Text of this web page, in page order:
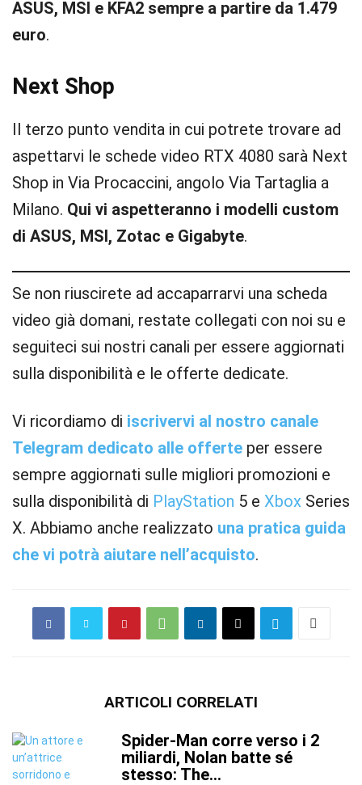
ASUS, MSI e KFA2 sempre a partire da 1.479
euro.
Next Shop
Il terzo punto vendita in cui potrete trovare ad
aspettarvi le schede video RTX 4080 sarà Next
Shop in Via Procaccini, angolo Via Tartaglia a
Milano. Qui vi aspetteranno i modelli custom
di ASUS, MSI, Zotac e Gigabyte.
Se non riuscirete ad accaparrarvi una scheda
video già domani, restate collegati con noi su e
seguiteci sui nostri canali per essere aggiornati
sulla disponibilità e le offerte dedicate.
Vi ricordiamo di iscrivervi al nostro canale
Telegram dedicato alle offerte per essere
sempre aggiornati sulle migliori promozioni e
sulla disponibilità di PlayStation 5 e Xbox Series
X. Abbiamo anche realizzato una pratica guida
che vi potrà aiutare nell’acquisto.
ARTICOLI CORRELATI
Spider-Man corre verso i 2
miliardi, Nolan batte sé
stesso: The...